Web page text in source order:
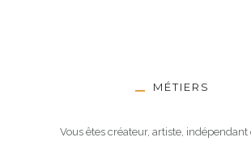
MÉTIERS
Vous êtes créateur, artiste, indépendant